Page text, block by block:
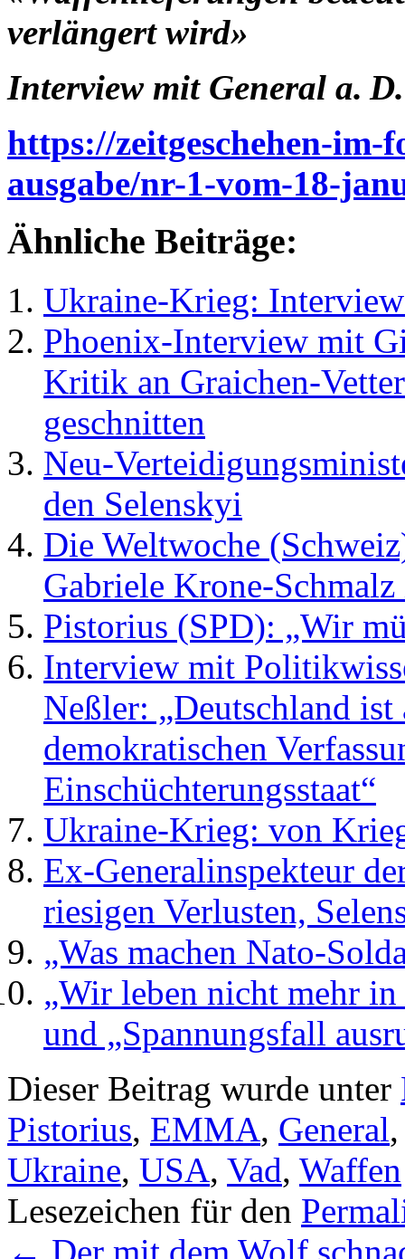
verlängert wird»
Interview mit General a.
https://zeitgeschehen-im-
ausgabe/nr-1-vom-18-
Ähnliche Beiträge:
Ukraine-Krieg:
Phoenix-Interview mit
Kritik an Graichen-
geschnitten
Neu-
den Selenskyi
Die Weltwoche
Gabriele Krone-
Pistorius (SPD): „Wir
Interview mit
Neßler: „Deutschland
demokratischen
Einschüchterungsstaat“
Ukraine-Krieg: von
Ex-Generalinspekteur
riesigen Verlusten,
„Was machen Nato-
„Wir leben nicht mehr
und „Spannungsfall
Dieser Beitrag wurde unter
Pistorius, EMMA, General
Ukraine, USA, Vad, Waffen
Lesezeichen für den